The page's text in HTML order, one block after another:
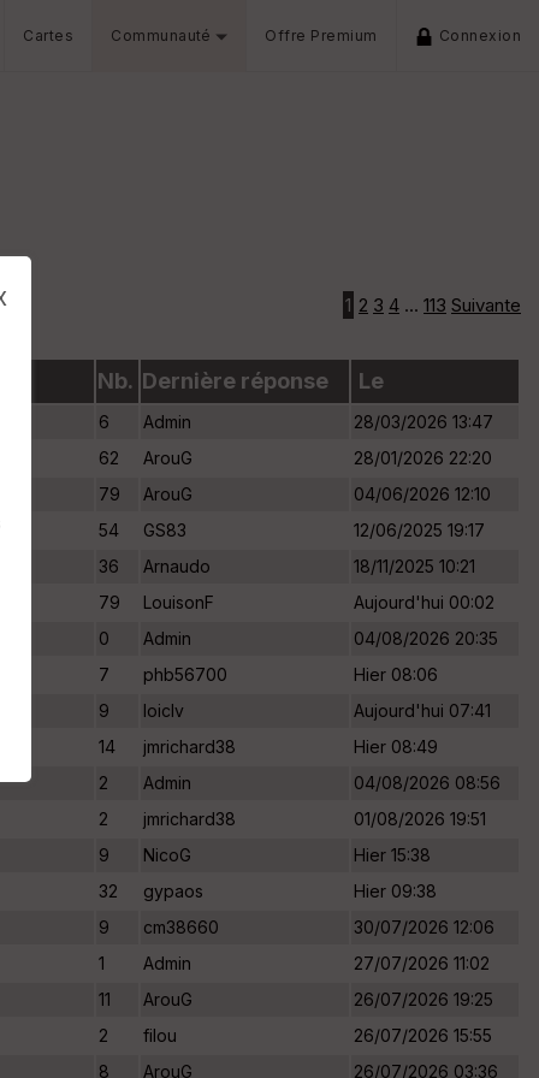
Cartes Communauté Offre Premium Connexion
1 2 3 4 ... 113 Suivante
Nb. Dernière réponse Le
6 Admin
28/03/2026 13:47
62 ArouG
28/01/2026 22:20
79 ArouG
04/06/2026 12:10
54 GS83
12/06/2025 19:17
36 Arnaudo
18/11/2025 10:21
79 LouisonF
Aujourd'hui 00:02
0 Admin
04/08/2026 20:35
7 phb56700
Hier 08:06
9 loiclv
Aujourd'hui 07:41
14 jmrichard38
Hier 08:49
2 Admin
04/08/2026 08:56
2 jmrichard38
01/08/2026 19:51
9 NicoG
Hier 15:38
32 gypaos
Hier 09:38
9 cm38660
30/07/2026 12:06
1 Admin
27/07/2026 11:02
11 ArouG
26/07/2026 19:25
2 filou
26/07/2026 15:55
8 ArouG
26/07/2026 03:36